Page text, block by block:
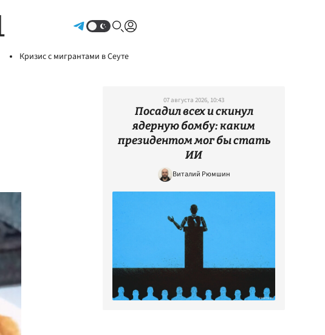
Кризис с мигрантами в Сеуте
07 августа 2026, 10:43
Посадил всех и скинул
ядерную бомбу: каким
президентом мог бы стать
ИИ
Виталий Рюмшин